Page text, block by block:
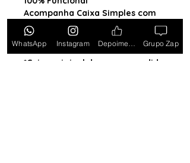
Acompanha Caixa Simples com
Almofada (exceto para os
estados PB, SE, RR, MT, PE e AL)
*Caixa original da marca vendida
WhatsApp Instagram Grupo Zap